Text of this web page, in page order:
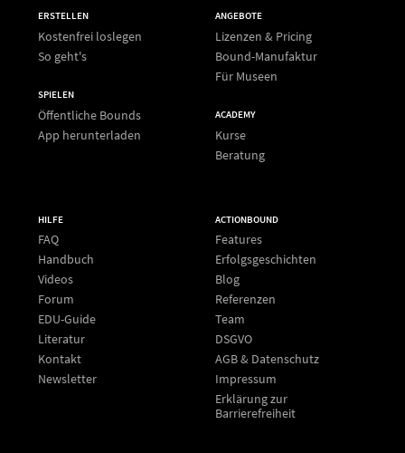
ERSTELLEN
Kostenfrei loslegen
So geht's
SPIELEN
Öffentliche Bounds
App herunterladen
ANGEBOTE
Lizenzen & Pricing
Bound-Manufaktur
Für Museen
ACADEMY
Kurse
Beratung
HILFE
FAQ
Handbuch
Videos
Forum
EDU-Guide
Literatur
Kontakt
Newsletter
ACTIONBOUND
Features
Erfolgsgeschichten
Blog
Referenzen
Team
DSGVO
AGB & Datenschutz
Impressum
Erklärung zur
Barrierefreiheit